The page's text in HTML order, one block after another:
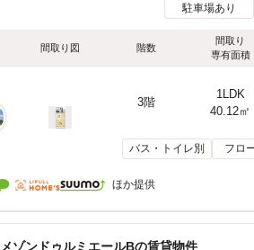
駐車場あり
間取り図 階数
間取り
専有面積
3階
1LDK
40.12㎡
バス・トイレ別 フロ
ほか提供
メゾンドゥルミエールBの賃貸物件